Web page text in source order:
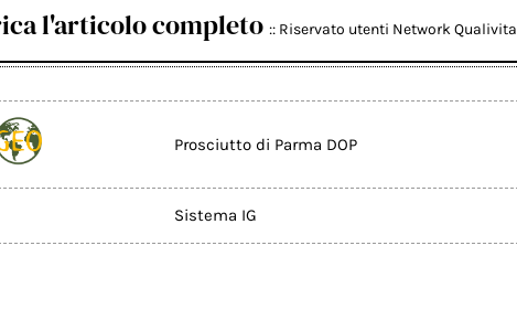
l'articolo completo :: Riservato utenti Network Qualivita
Prosciutto di Parma DOP
Sistema IG